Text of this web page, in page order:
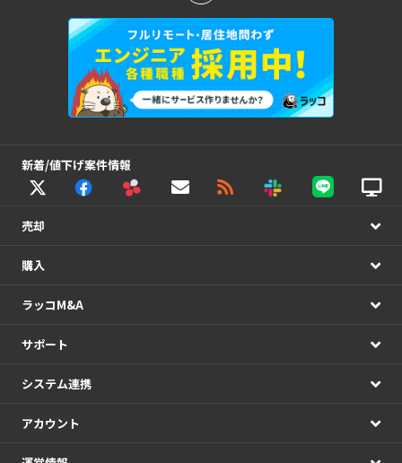
新着/値下げ案件情報
売却
購入
ラッコM&A
サポート
システム連携
アカウント